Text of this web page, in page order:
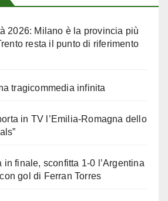
2026: Milano è la provincia più
resta il punto di riferimento
tragicommedia infinita
in TV l’Emilia-Romagna dello
in finale, sconfitta 1-0 l’Argentina
gol di Ferran Torres